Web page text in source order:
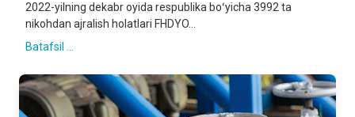
2022-yilning dekabr oyida respublika boʻyicha 3992 ta
nikohdan ajralish holatlari FHDYO...
Batafsil ...